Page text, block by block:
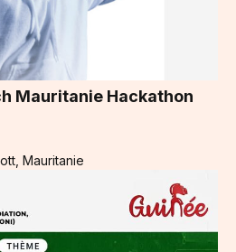
Mauritanie Hackathon
Mauritanie